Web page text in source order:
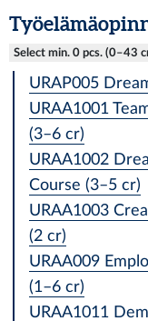
Select min. 0 pcs. (0–43
URAP005
URAA1001
(3–6 cr)
URAA1002
Course (3–5 cr)
URAA1003
(2 cr)
URAA009
(1–6 cr)
URAA1011